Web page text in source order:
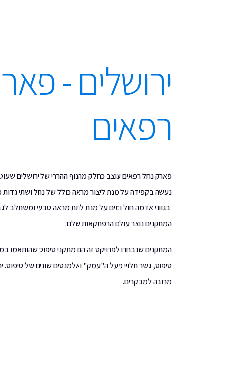
ירושלים -
רפאים
פארק נחל רפאים עוצב כחלק מהנוף ההררי של ירושלים
בגווני אדמה חול ומים על מנת לתת מראה טבעי ומשתלב
המתקנים נוצר עולם הרפתקאות שלם.
המתקנים שנבחרו לפרויקט זה הם מתקני טיפוס שהותאמו
טיפוס, גשר תלויי מעל ה"עמק" ואלמנטים שונים של טיפוס.
מרובה למבקרים.